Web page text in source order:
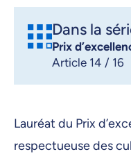
Dans la
Prix
Article 14 / 16
Lauréat du Prix
respectueuse des